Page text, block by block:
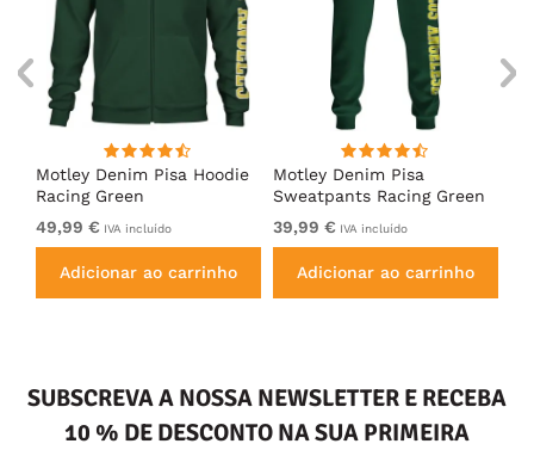
Motley Denim Pisa Hoodie
Racing Green
49,99 € IVA incluído
Adicionar ao carrinho
Motley Denim Pisa
Sweatpants Racing Green
39,99 € IVA incluído
Adicionar ao carrinho
SUBSCREVA A NOSSA NEWSLETTER E RECEBA
10 % DE DESCONTO NA SUA PRIMEIRA